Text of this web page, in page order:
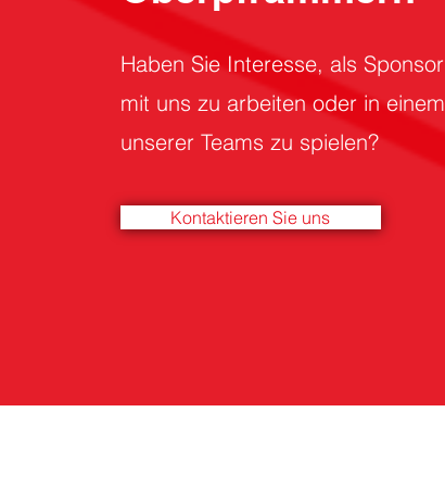
Haben Sie Interesse, als Sponsor
mit uns zu arbeiten oder in einem
unserer Teams zu spielen?
Kontaktieren Sie uns